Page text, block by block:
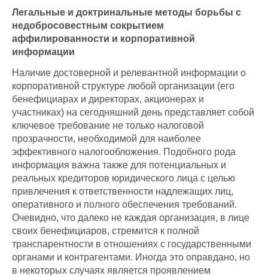
Легальные и доктринальные методы борьбы с
недобросовестным сокрытием
аффилированности и корпоративной
информации
Наличие достоверной и релевантной информации о
корпоративной структуре любой организации (его
бенефициарах и директорах, акционерах и
участниках) на сегодняшний день представляет собой
ключевое требование не только налоговой
прозрачности, необходимой для наиболее
эффективного налогообложения. Подобного рода
информация важна также для потенциальных и
реальных кредиторов юридического лица с целью
привлечения к ответственности надлежащих лиц,
оперативного и полного обеспечения требований.
Очевидно, что далеко не каждая организация, в лице
своих бенефициаров, стремится к полной
транспарентности в отношениях с государственными
органами и контрагентами. Иногда это оправдано, но
в некоторых случаях является проявлением